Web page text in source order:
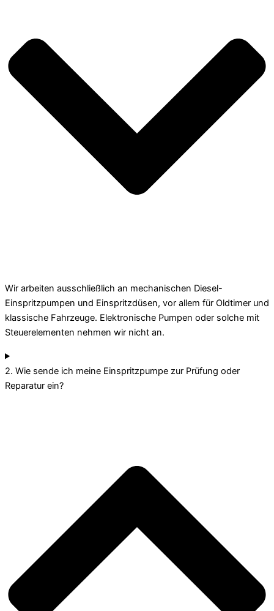
Wir arbeiten ausschließlich an mechanischen Diesel-
Einspritzpumpen und Einspritzdüsen, vor allem für Oldtimer und
klassische Fahrzeuge. Elektronische Pumpen oder solche mit
Steuerelementen nehmen wir nicht an.
2. Wie sende ich meine Einspritzpumpe zur Prüfung oder
Reparatur ein?